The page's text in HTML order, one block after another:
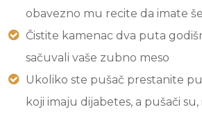
obavezno mu recite da imate
Čistite kamenac dva puta
sačuvali vaše zubno meso
Ukoliko ste pušač prestanite
koji imaju dijabetes, a pušači